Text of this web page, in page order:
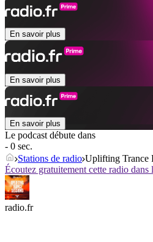
En savoir plus
En savoir plus
En savoir plus
Le podcast débute dans
- 0 sec.
Stations de radio Uplifting Trance
Écoutez gratuitement cette radio dans
radio.fr